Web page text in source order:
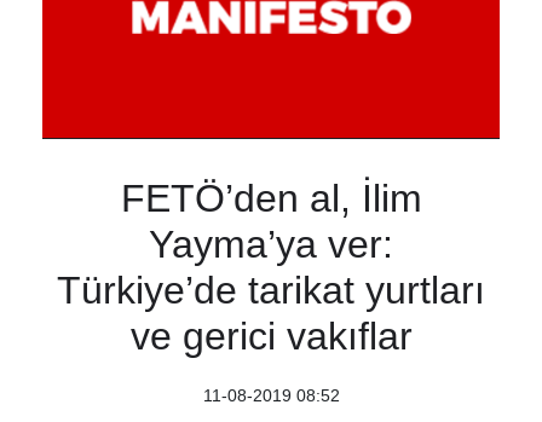
FETÖ’den al, İlim
Yayma’ya ver:
Türkiye’de tarikat yurtları
ve gerici vakıflar
11-08-2019 08:52